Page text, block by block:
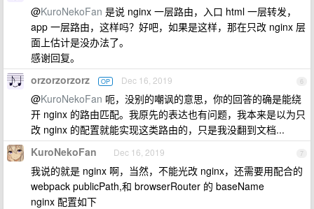
@KuroNekoFan 是说 nginx 一层路由，入口 html 一层转发，
app 一层路由，这样吗？好吧，如果是这样，那在只改 nginx 层
面上估计是没办法了。
感谢回复。
6
orzorzorzorz OP Dec 16, 2019
@KuroNekoFan 呃，没别的嘲讽的意思，你的回答的确是能绕
开 nginx 的路由匹配。我原先的表达也有问题，我本来是以为只
改 nginx 的配置就能实现这类路由的，只是我没翻到文档...
7
KuroNekoFan Dec 16, 2019
我说的就是 nginx 啊，当然，不能光改 nginx，还需要用配合的
webpack publicPath,和 browserRouter 的 baseName
nginx 配置如下